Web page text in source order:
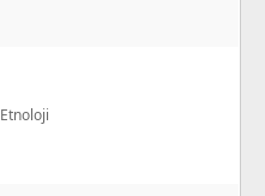
Etnoloji